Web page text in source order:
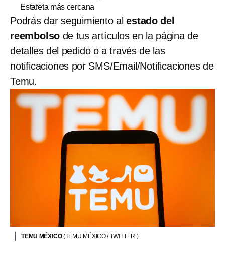
Estafeta más cercana
Podrás dar seguimiento alestado del
reembolso de tus artículos en la página de
detalles del pedido o a través de las
notificaciones por SMS/Email/Notificaciones de
Temu.
TEMU MÉXICO(TEMU MÉXICO / TWITTER )